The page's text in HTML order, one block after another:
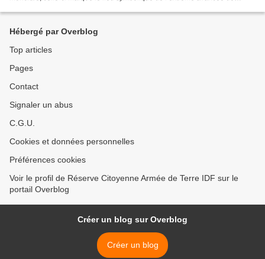
Hébergé par Overblog
Top articles
Pages
Contact
Signaler un abus
C.G.U.
Cookies et données personnelles
Préférences cookies
Voir le profil de Réserve Citoyenne Armée de Terre IDF sur le
portail Overblog
Créer un blog sur Overblog
Créer un blog